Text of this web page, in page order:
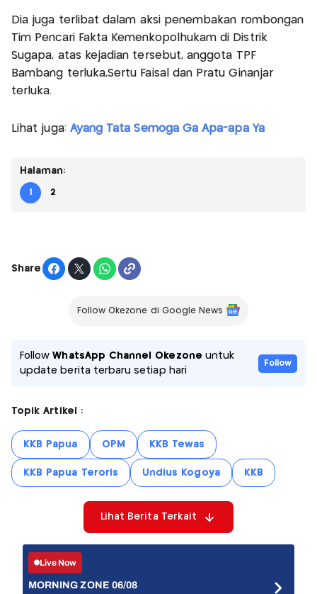
Dia juga terlibat dalam aksi penembakan rombongan
Tim Pencari Fakta Kemenkopolhukam di Distrik
Sugapa, atas kejadian tersebut, anggota TPF
Bambang terluka,Sertu Faisal dan Pratu Ginanjar
terluka.
Lihat juga: Ayang Tata Semoga Ga Apa-apa Ya
Halaman:
1 2
Share
Follow Okezone di Google News
FollowWhatsApp Channel Okezone untuk
update berita terbaru setiap hari
Follow
Topik Artikel :
KKB Papua OPM KKB Tewas
KKB Papua Teroris Undius Kogoya KKB
Lihat Berita Terkait
Live Now
MORNING ZONE 06/08